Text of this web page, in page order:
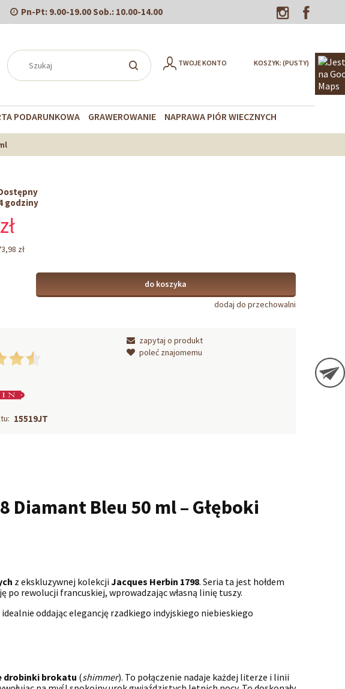
Pn-Pt: 9.00-19.00Sob.: 10.00-14.00
KOSZYK: (PUSTY)
TWOJE KONTO
PODARUNKOWA GRAWEROWANIE
NAPRAWA PIÓR WIECZNYCH
godziny
zł
do koszyka
dodaj do przechowalni
15519JT
zapytaj o produkt
poleć znajomemu
Bleu 50 ml – Głęboki
z ekskluzywnej kolekcji Jacques Herbin 1798. Seria ta jest hołdem
rewolucji francuskiej, wprowadzając własną linię tuszy.
oddając elegancję rzadkiego indyjskiego niebieskiego
drobinki brokatu (shimmer). To połączenie nadaje każdej literze i linii